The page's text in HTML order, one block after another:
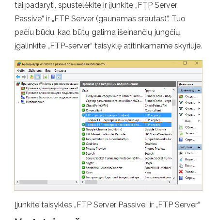
tai padaryti, spustelėkite ir įjunkite „FTP Server
Passive“ ir „FTP Server (gaunamas srautas)“. Tuo
pačiu būdu, kad būtų galima išeinančių jungčių,
įgalinkite „FTP-server“ taisyklę atitinkamame skyriuje.
Įjunkite taisykles „FTP Server Passive“ ir „FTP Server“